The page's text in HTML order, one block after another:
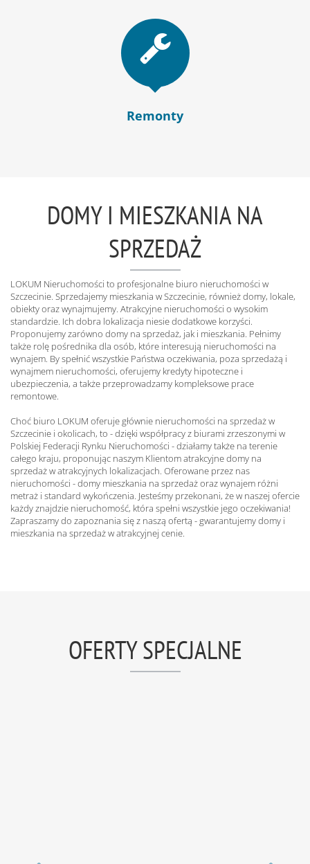
Remonty
DOMY I MIESZKANIA NA
SPRZEDAŻ
LOKUM Nieruchomości to profesjonalne biuro nieruchomości w
Szczecinie. Sprzedajemy mieszkania w Szczecinie, również domy, lokale,
obiekty oraz wynajmujemy. Atrakcyjne nieruchomości o wysokim
standardzie. Ich dobra lokalizacja niesie dodatkowe korzyści.
Proponujemy zarówno domy na sprzedaż, jak i mieszkania. Pełnimy
także rolę pośrednika dla osób, które interesują nieruchomości na
wynajem. By spełnić wszystkie Państwa oczekiwania, poza sprzedażą i
wynajmem nieruchomości, oferujemy kredyty hipoteczne i
ubezpieczenia, a także przeprowadzamy kompleksowe prace
remontowe.
Choć biuro LOKUM oferuje głównie nieruchomości na sprzedaż w
Szczecinie i okolicach, to - dzięki współpracy z biurami zrzeszonymi w
Polskiej Federacji Rynku Nieruchomości - działamy także na terenie
całego kraju, proponując naszym Klientom atrakcyjne domy na
sprzedaż w atrakcyjnych lokalizacjach. Oferowane przez nas
nieruchomości - domy mieszkania na sprzedaż oraz wynajem różni
metraż i standard wykończenia. Jesteśmy przekonani, że w naszej ofercie
każdy znajdzie nieruchomość, która spełni wszystkie jego oczekiwania!
Zapraszamy do zapoznania się z naszą ofertą - gwarantujemy domy i
mieszkania na sprzedaż w atrakcyjnej cenie.
OFERTY SPECJALNE